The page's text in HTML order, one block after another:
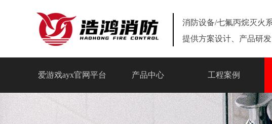
消防设备/七氟丙烷灭火
提供方案设计、产品研
爱游戏ayx官网平台 产品中心 工程案例